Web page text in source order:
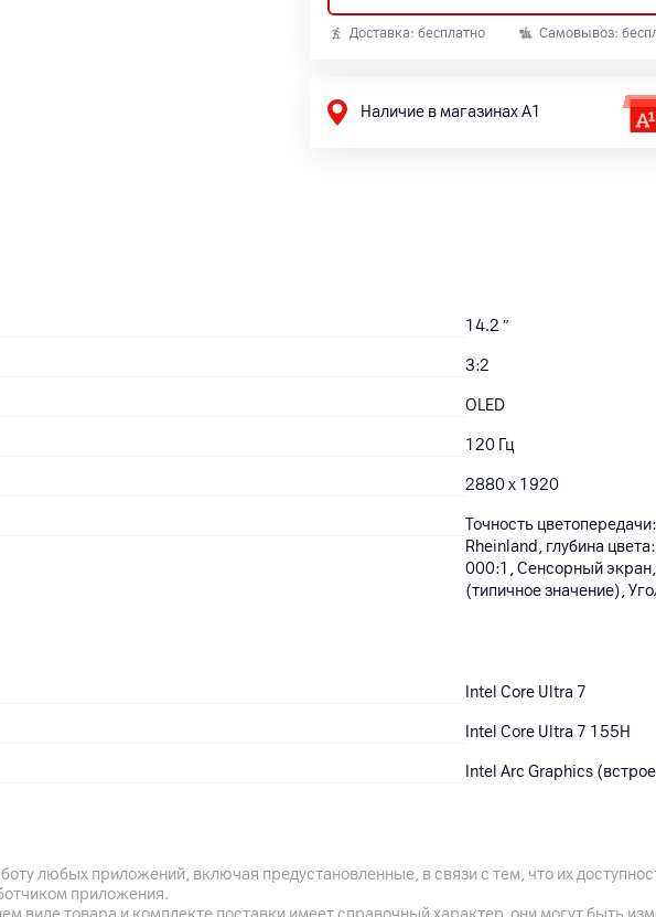
Доставка: бесплатно Самовывоз:
Наличие в магазинах А1
14.2 ″
3:2
OLED
120 Гц
2880 x 1920
Точность
Rheinland, глубина
000:1, Сенсорный экран,
(типичное значение),
Intel Core Ultra 7
Intel Core Ultra 7 155H
Intel Arc Graphics
1080p
любых приложений, включая предустановленные, в связи с тем, что их
приложения.